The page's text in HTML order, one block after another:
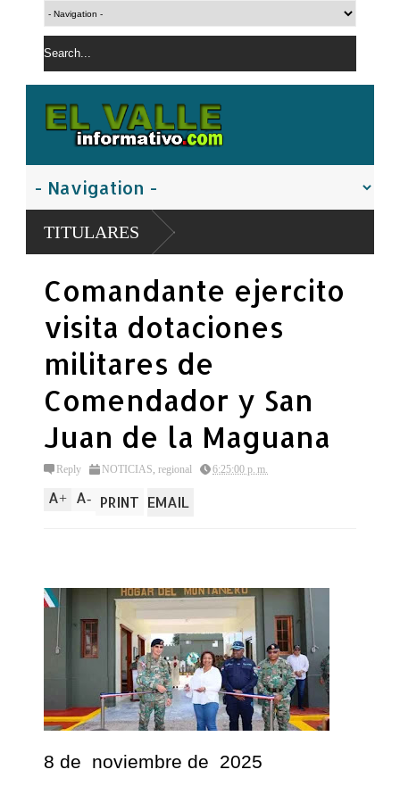
TITULARES
San Juan
Comandante ejercito
visita dotaciones
militares de
Comendador y San
Juan de la Maguana
Reply NOTICIAS, regional 6:25:00 p. m.
A+ A- PRINT EMAIL
8 de noviembre de 2025